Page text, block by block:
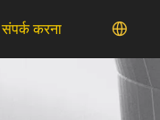
संपर्क करना